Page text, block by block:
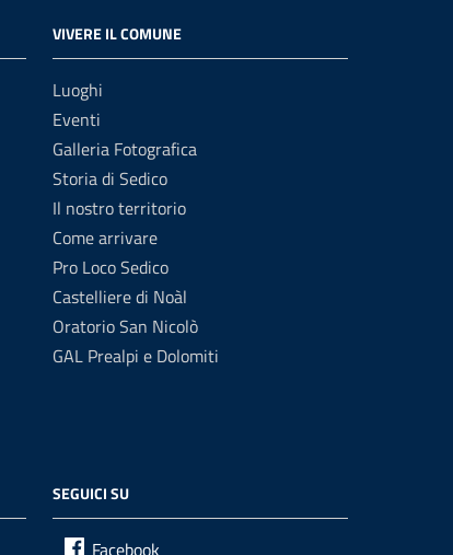
VIVERE IL COMUNE
Luoghi
Eventi
Galleria Fotografica
Storia di Sedico
Il nostro territorio
Come arrivare
Pro Loco Sedico
Castelliere di Noàl
Oratorio San Nicolò
GAL Prealpi e Dolomiti
SEGUICI SU
Facebook